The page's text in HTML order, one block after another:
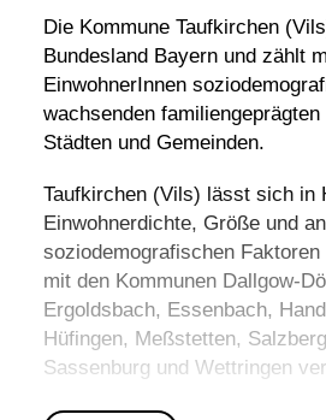
Die Kommune Taufkirchen
Bundesland Bayern und zählt
EinwohnerInnen
wachsenden
Städten und Gemeinden.
Taufkirchen (Vils) lässt sich in
Einwohnerdichte, Größe und
soziodemografischen Faktoren
mit den Kommunen Dallgow-
Ergoldsbach, Essenbach,
Hüfingen, Meßstetten,
Sassenburg und Wettringen